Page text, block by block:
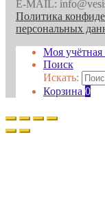
E-MAIL:
Политика
персональных
Моя учётная
Поиск
Искать:
Корзина 0